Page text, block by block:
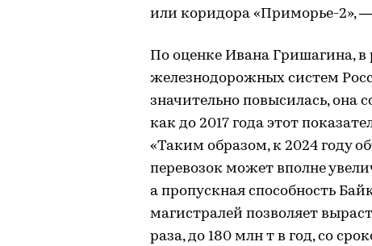
или коридора «Приморье-2», —
По оценке Ивана Гришагина, в
железнодорожных систем
значительно повысилась, она
как до 2017 года этот
«Таким образом, к 2024 году
перевозок может вполне
а пропускная способность
магистралей позволяет
раза, до 180 млн т в год, со